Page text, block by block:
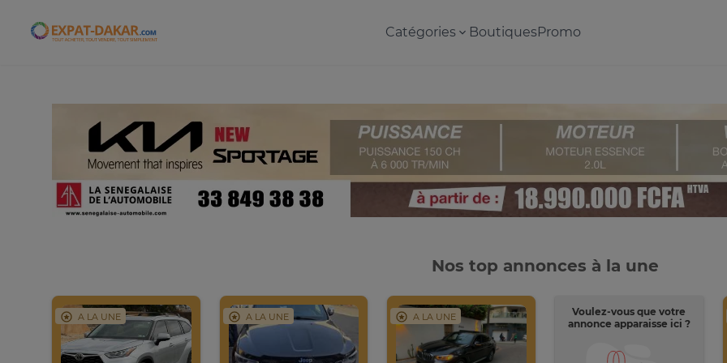
Expat-Dakar Catégories BoutiquesPromo
Nos top annonces à la une
A LA UNE A LA UNE A LA UNE
Voulez-vous que votre
annonce apparaisse ici ?